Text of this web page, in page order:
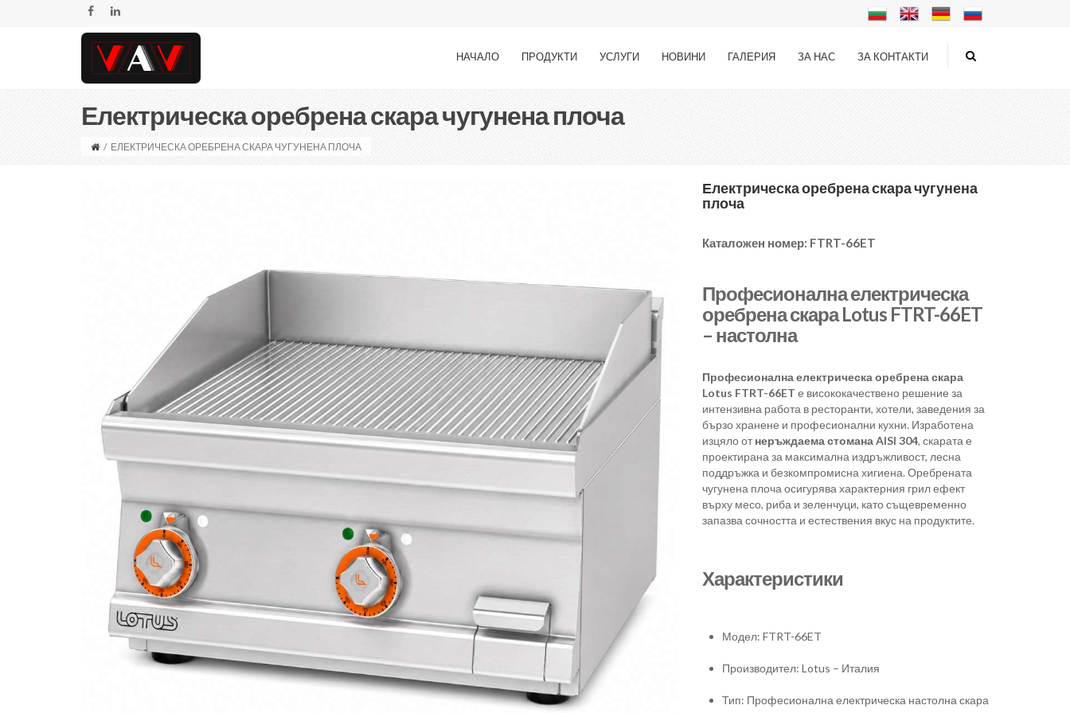
НАЧАЛО ПРОДУКТИ УСЛУГИ НОВИНИ ГАЛЕРИЯ ЗА НАС ЗА КОНТАКТИ
Електрическа оребрена скара чугунена плоча
/ ЕЛЕКТРИЧЕСКА ОРЕБРЕНА СКАРА ЧУГУНЕНА ПЛОЧА
Електрическа оребрена скара чугунена
плоча
Каталожен номер: FTRT-66ET
Професионална електрическа
оребрена скара Lotus FTRT-66ET
– настолна
Професионална електрическа оребрена скара
Lotus FTRT-66ET е висококачествено решение за
интензивна работа в ресторанти, хотели, заведения за
бързо хранене и професионални кухни. Изработена
изцяло отнеръждаема стомана AISI 304, скарата е
проектирана за максимална издръжливост, лесна
поддръжка и безкомпромисна хигиена. Оребрената
чугунена плоча осигурява характерния грил ефект
върху месо, риба и зеленчуци, като същевременно
запазва сочността и естествения вкус на продуктите.
Характеристики
Модел: FTRT-66ET
Производител: Lotus – Италия
Тип: Професионална електрическа настолна скара